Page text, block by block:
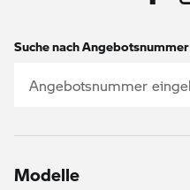
Suche nach Angebotsnummer
Modelle